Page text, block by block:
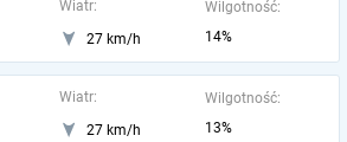
Wiatr:
27 km/h
Wilgotność:
14%
Wiatr:
27 km/h
Wilgotność:
13%